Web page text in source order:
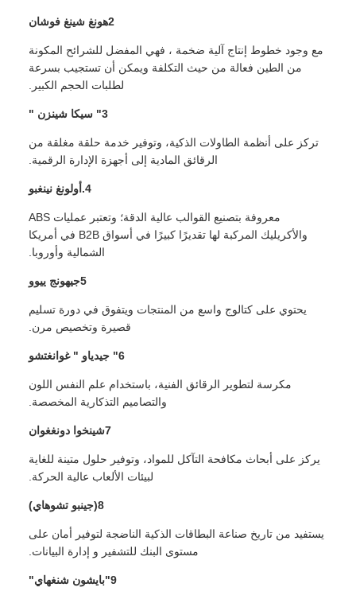
مع وجود خطوط إنتاج آلية ضخمة ، فهي المفضل للشرائح المكونة
من الطين فعالة من حيث التكلفة ويمكن أن تستجيب بسرعة
لطلبات الحجم الكبير.
تركز على أنظمة الطاولات الذكية، وتوفير خدمة حلقة مغلقة من
الرقائق المادية إلى أجهزة الإدارة الرقمية.
معروفة بتصنيع القوالب عالية الدقة؛ وتعتبر عمليات ABS
والأكريليك المركبة لها تقديرًا كبيرًا في أسواق B2B في أمريكا
الشمالية وأوروبا.
يحتوي على كتالوج واسع من المنتجات ويتفوق في دورة تسليم
قصيرة وتخصيص مرن.
مكرسة لتطوير الرقائق الفنية، باستخدام علم النفس اللون
والتصاميم التذكارية المخصصة.
يركز على أبحاث مكافحة التآكل للمواد، وتوفير حلول متينة للغاية
لبيئات الألعاب عالية الحركة.
يستفيد من تاريخ صناعة البطاقات الذكية الناضجة لتوفير أمان على
مستوى البنك للتشفير و إدارة البيانات.